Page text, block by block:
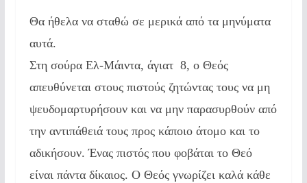
Θα ήθελα να σταθώ σε μερικά από τα μηνύματα
αυτά.
Στη σούρα Ελ-Μάιντα, άγιατ 8, ο Θεός
απευθύνεται στους πιστούς ζητώντας τους να μη
ψευδομαρτυρήσουν και να μην παρασυρθούν από
την αντιπάθειά τους προς κάποιο άτομο και το
αδικήσουν. Ένας πιστός που φοβάται το Θεό
είναι πάντα δίκαιος. Ο Θεός γνωρίζει καλά κάθε